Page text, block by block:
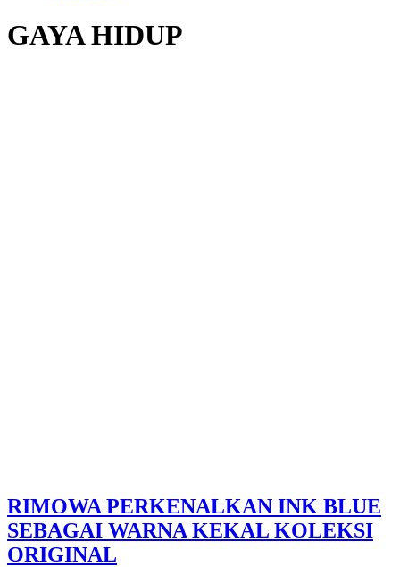
GAYA HIDUP
RIMOWA PERKENALKAN INK BLUE
SEBAGAI WARNA KEKAL KOLEKSI
ORIGINAL